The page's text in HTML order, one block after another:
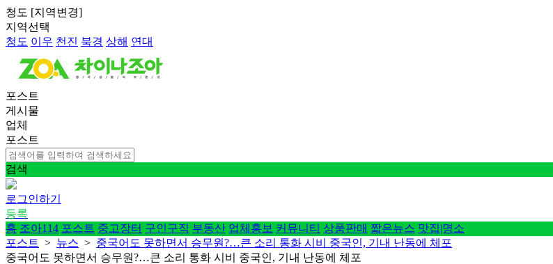
청도 [지역변경]
지역선택
청도 이우 천진 북경 상해 연대
포스트
게시물
업체
포스트
검색
로그인하기
등록
홈 조아114 포스트 중고장터 구인구직 부동산 업체홍보 커뮤니티 상품판매 짧은뉴스 맛집|명소
포스트 > 뉴스 > 중국어도 못하면서 승무원?…큰 소리 통화 시비 중국인, 기내 난동에 체포
중국어도 못하면서 승무원?…큰 소리 통화 시비 중국인, 기내 난동에 체포